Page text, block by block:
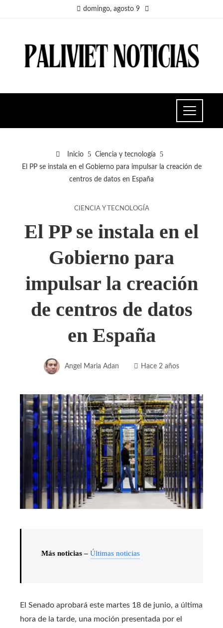
domingo, agosto 9
Inicio
Ciencia y tecnología
El PP se instala en el Gobierno para impulsar la creación de
centros de datos en España
CIENCIA Y TECNOLOGÍA
El PP se instala en el
Gobierno para
impulsar la creación
de centros de datos
en España
Angel Maria Adan Hace 2 años
Más noticias – Últimas noticias
El Senado aprobará este martes 18 de junio, a última
hora de la tarde, una moción presentada por el